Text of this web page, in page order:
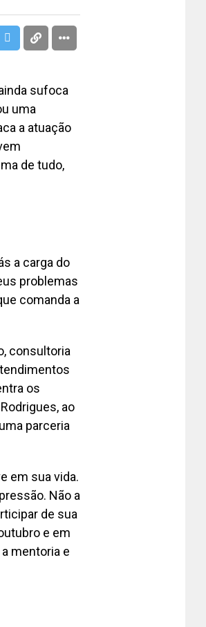
sufoca
uma
a atuação
de tudo,
a carga do
problemas
comanda a
consultoria
os
ao
parceria
em sua vida.
Não a
de sua
e em
mentoria e